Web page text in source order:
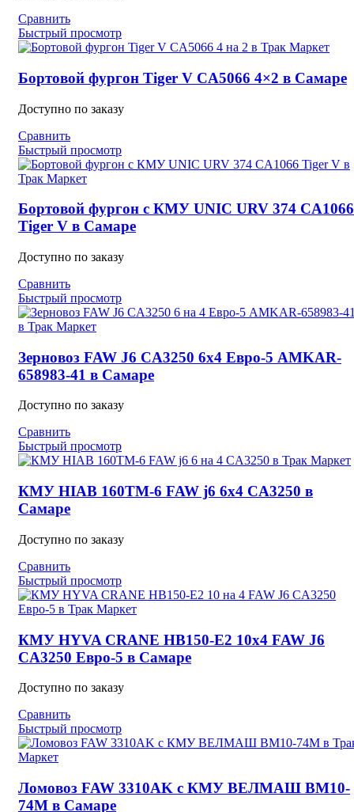
Сравнить
Быстрый просмотр
Бортовой фургон Tiger V CA5066 4×2 в Самаре
Доступно по заказу
Сравнить
Быстрый просмотр
Бортовой фургон с КМУ UNIC URV 374 CA1066
Tiger V в Самаре
Доступно по заказу
Сравнить
Быстрый просмотр
Зерновоз FAW J6 CA3250 6х4 Евро-5 AMKAR-
658983-41 в Самаре
Доступно по заказу
Сравнить
Быстрый просмотр
КМУ HIAB 160TM-6 FAW j6 6х4 CA3250 в
Самаре
Доступно по заказу
Сравнить
Быстрый просмотр
КМУ HYVA CRANE HB150-E2 10х4 FAW J6
CA3250 Евро-5 в Самаре
Доступно по заказу
Сравнить
Быстрый просмотр
Ломовоз FAW 3310AK с КМУ ВЕЛМАШ ВМ10-
74М в Самаре